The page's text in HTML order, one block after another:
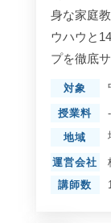
身な家庭
ウハウと
プを徹底サ
対象
授業料 -
地域
運営会社
講師数